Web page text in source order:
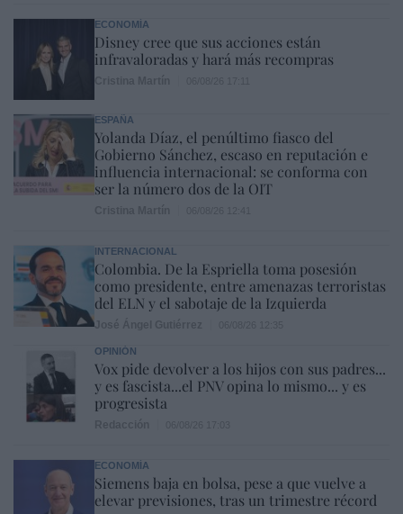
ECONOMÍA
Disney cree que sus acciones están
infravaloradas y hará más recompras
ESPAÑA
Yolanda Díaz, el penúltimo fiasco del
Gobierno Sánchez, escaso en reputación e
influencia internacional: se conforma con
ser la número dos de la OIT
INTERNACIONAL
Colombia. De la Espriella toma posesión
como presidente, entre amenazas terroristas
del ELN y el sabotaje de la Izquierda
OPINIÓN
Vox pide devolver a los hijos con sus padres...
y es fascista...el PNV opina lo mismo... y es
progresista
ECONOMÍA
Siemens baja en bolsa, pese a que vuelve a
elevar previsiones, tras un trimestre récord